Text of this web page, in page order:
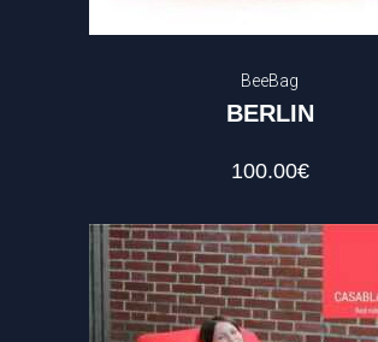
BeeBag
BERLIN
100.00€